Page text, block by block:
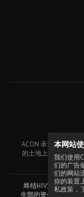
ACON 承认新南威尔
的土地上。ACON也
终结HIV活动使用来
生部的资金以及我们
本网站
我们使用
们的广告
们的网站
你的装置
私政策，